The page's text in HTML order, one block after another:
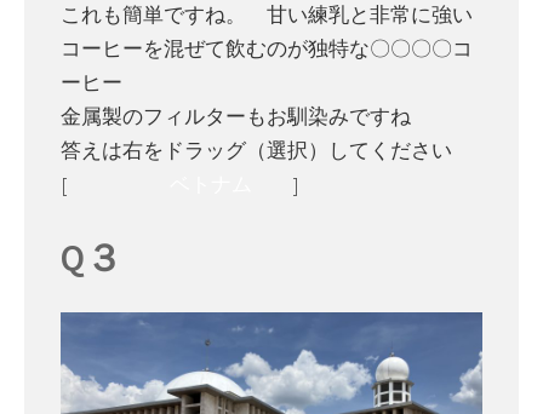
これも簡単ですね。 甘い練乳と非常に強い
コーヒーを混ぜて飲むのが独特な〇〇〇〇コ
ーヒー
金属製のフィルターもお馴染みですね
答えは右をドラッグ（選択）してください
[
]
Q３